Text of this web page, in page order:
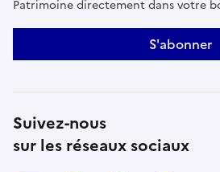
Patrimoine directement dans votre
S'abonner
Suivez-nous
sur les réseaux sociaux